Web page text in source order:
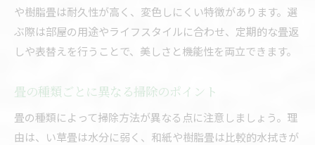
や樹脂畳は耐久性が高く、変色しにくい特徴があります。選
ぶ際は部屋の用途やライフスタイルに合わせ、定期的な畳返
しや表替えを行うことで、美しさと機能性を両立できます。
畳の種類ごとに異なる掃除のポイント
畳の種類によって掃除方法が異なる点に注意しましょう。理
由は、い草畳は水分に弱く、和紙や樹脂畳は比較的水拭きが